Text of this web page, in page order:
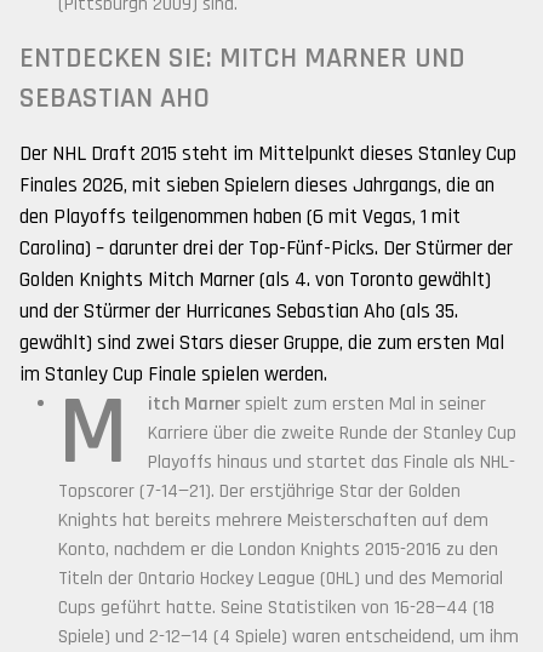
ENTDECKEN SIE: MITCH MARNER UND
SEBASTIAN AHO
Der NHL Draft 2015 steht im Mittelpunkt dieses Stanley Cup
Finales 2026, mit sieben Spielern dieses Jahrgangs, die an
den Playoffs teilgenommen haben (6 mit Vegas, 1 mit
Carolina) – darunter drei der Top-Fünf-Picks. Der Stürmer der
Golden Knights Mitch Marner (als 4. von Toronto gewählt)
und der Stürmer der Hurricanes Sebastian Aho (als 35.
gewählt) sind zwei Stars dieser Gruppe, die zum ersten Mal
im Stanley Cup Finale spielen werden.
M itch Marnerspielt zum ersten Mal in seiner
Karriere über die zweite Runde der Stanley Cup
Playoffs hinaus und startet das Finale als NHL-
Topscorer (7-14—21). Der erstjährige Star der Golden
Knights hat bereits mehrere Meisterschaften auf dem
Konto, nachdem er die London Knights 2015-2016 zu den
Titeln der Ontario Hockey League (OHL) und des Memorial
Cups geführt hatte. Seine Statistiken von 16-28—44 (18
Spiele) und 2-12—14 (4 Spiele) waren entscheidend, um ihm